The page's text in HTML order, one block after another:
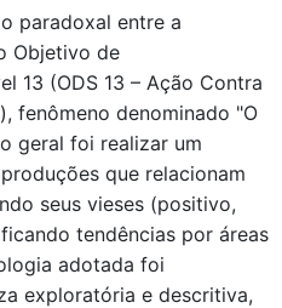
paradoxal entre a
Objetivo de
13 (ODS 13 – Ação Contra
fenômeno denominado "O
geral foi realizar um
que relacionam
seus vieses (positivo,
tendências por áreas
adotada foi
exploratória e descritiva,